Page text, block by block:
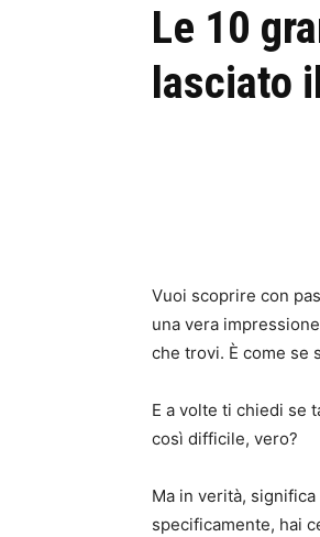
Le 10
lasciato
Vuoi scoprire con
una vera
che trovi. È come se
E a volte ti chiedi se
così difficile, vero?
Ma in verità,
specificamente, hai